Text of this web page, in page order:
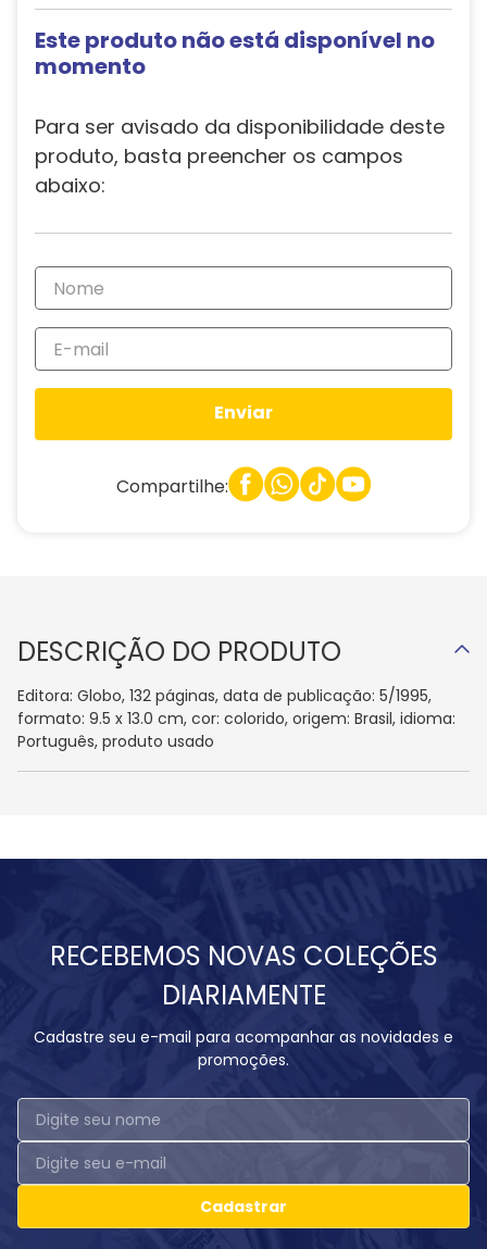
Este produto não está disponível no
momento
Para ser avisado da disponibilidade deste
produto, basta preencher os campos
abaixo:
Enviar
Compartilhe:
DESCRIÇÃO DO PRODUTO
Editora: Globo, 132 páginas, data de publicação: 5/1995,
formato: 9.5 x 13.0 cm, cor: colorido, origem: Brasil, idioma:
Português, produto usado
RECEBEMOS NOVAS COLEÇÕES
DIARIAMENTE
Cadastre seu e-mail para acompanhar as novidades e
promoções.
Cadastrar